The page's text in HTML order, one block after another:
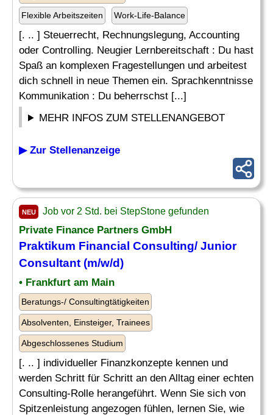
Flexible Arbeitszeiten Work-Life-Balance
[. .. ] Steuerrecht, Rechnungslegung, Accounting
oder Controlling. Neugier Lernbereitschaft : Du hast
Spaß an komplexen Fragestellungen und arbeitest
dich schnell in neue Themen ein. Sprachkenntnisse
Kommunikation : Du beherrschst [...]
MEHR INFOS ZUM STELLENANGEBOT
▶ Zur Stellenanzeige
NEU Job vor 2 Std. bei StepStone gefunden
Private Finance Partners GmbH
Praktikum Financial Consulting/ Junior
Consultant (m/w/d)
• Frankfurt am Main
Beratungs-/ Consultingtätigkeiten
Absolventen, Einsteiger, Trainees
Abgeschlossenes Studium
[. .. ] individueller Finanzkonzepte kennen und
werden Schritt für Schritt an den Alltag einer echten
Consulting-Rolle herangeführt. Wenn Sie sich von
Spitzenleistung angezogen fühlen, lernen Sie, wie